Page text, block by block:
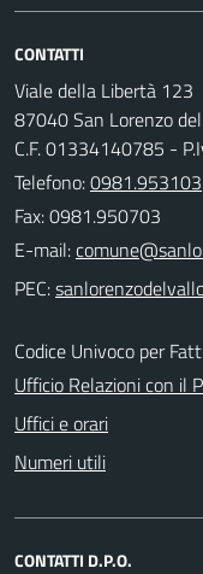
CONTATTI
Viale della Libertà 123
87040 San Lorenzo
C.F. 01334140785 -
Telefono:0981.953103
Fax: 0981.950703
E-mail:
PEC:
Codice Univoco per
Ufficio Relazioni con il
Uffici e orari
Numeri utili
CONTATTI D.P.O.